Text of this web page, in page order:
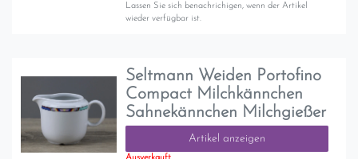
Lassen Sie sich benachrichigen, wenn der Artikel
wieder verfügbar ist.
Seltmann Weiden Portofino
Compact Milchkännchen
Sahnekännchen Milchgießer
Artikel anzeigen